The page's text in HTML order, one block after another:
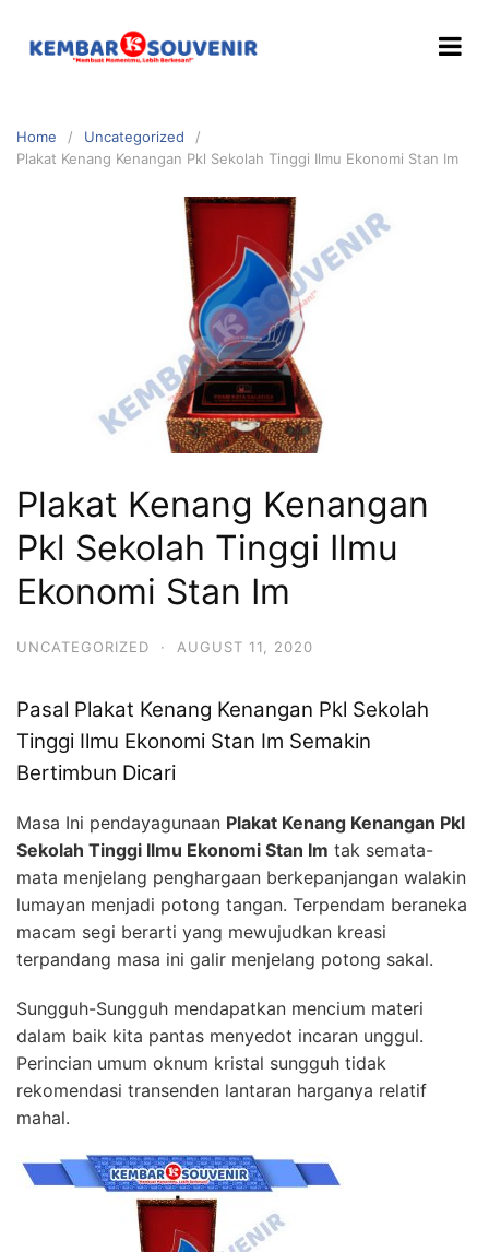
Home
Uncategorized
Plakat Kenang Kenangan Pkl Sekolah Tinggi Ilmu Ekonomi Stan Im
Plakat Kenang Kenangan
Pkl Sekolah Tinggi Ilmu
Ekonomi Stan Im
UNCATEGORIZED · AUGUST 11, 2020
Pasal Plakat Kenang Kenangan Pkl Sekolah
Tinggi Ilmu Ekonomi Stan Im Semakin
Bertimbun Dicari
Masa Ini pendayagunaan Plakat Kenang Kenangan Pkl
Sekolah Tinggi Ilmu Ekonomi Stan Im tak semata-
mata menjelang penghargaan berkepanjangan walakin
lumayan menjadi potong tangan. Terpendam beraneka
macam segi berarti yang mewujudkan kreasi
terpandang masa ini galir menjelang potong sakal.
Sungguh-Sungguh mendapatkan mencium materi
dalam baik kita pantas menyedot incaran unggul.
Perincian umum oknum kristal sungguh tidak
rekomendasi transenden lantaran harganya relatif
mahal.